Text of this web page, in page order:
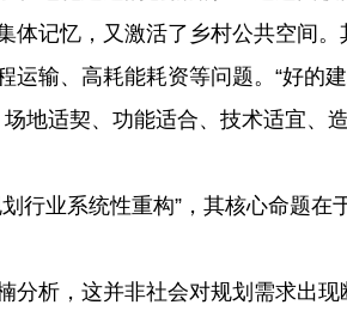
体记忆，又激活了乡村公共空间。
输、高耗能耗资等问题。“好的建
地适契、功能适合、技术适宜、
业系统性重构”，其核心命题在
析，这并非社会对规划需求出现